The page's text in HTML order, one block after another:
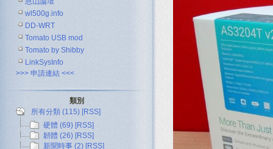
wl500g.info
DD-WRT
Tomato USB mod
Tomato by Shibby
LinkSysInfo
>>> 申請連結 <<<
類別
所有分類 (115) [RSS]
硬體 (69) [RSS]
韌體 (26) [RSS]
新聞時事 (2) [RSS]